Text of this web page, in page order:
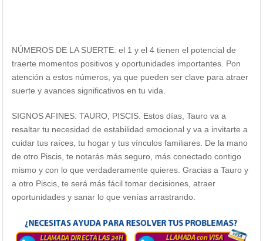
NÚMEROS DE LA SUERTE: el 1 y el 4 tienen el potencial de
traerte momentos positivos y oportunidades importantes. Pon
atención a estos números, ya que pueden ser clave para atraer
suerte y avances significativos en tu vida.
SIGNOS AFINES: TAURO, PISCIS. Estos días, Tauro va a
resaltar tu necesidad de estabilidad emocional y va a invitarte a
cuidar tus raíces, tu hogar y tus vínculos familiares. De la mano
de otro Piscis, te notarás más seguro, más conectado contigo
mismo y con lo que verdaderamente quieres. Gracias a Tauro y
a otro Piscis, te será más fácil tomar decisiones, atraer
oportunidades y sanar lo que venías arrastrando.